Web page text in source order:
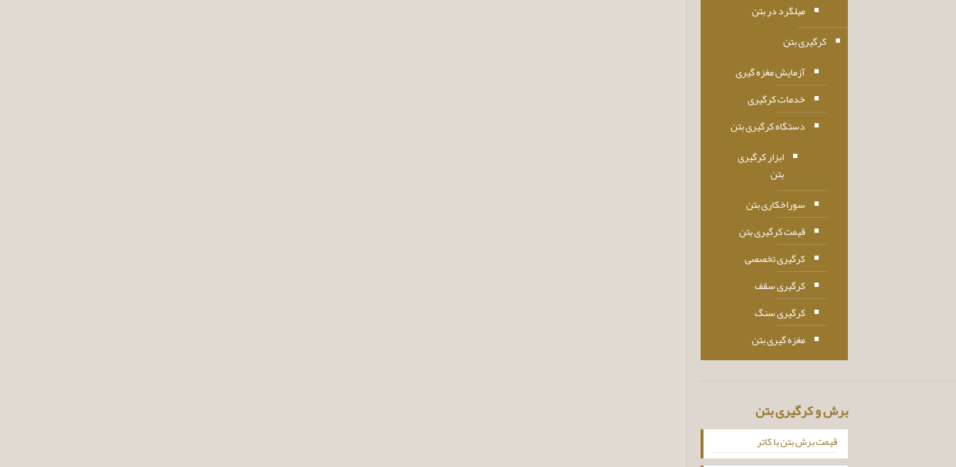
میلگرد در بتن
کرگیری بتن
آزمایش مغزه گیری
خدمات کرگیری
دستگاه کرگیری بتن
ابزار کرگیری
بتن
سوراخکاری بتن
قیمت کرگیری بتن
کرگیری تخصصی
کرگیری سقف
کرگیری سنگ
مغزه گیری بتن
برش و کرگیری بتن
قیمت برش بتن با کاتر